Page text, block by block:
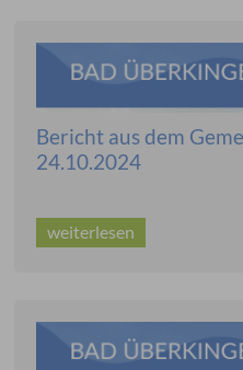
Bericht aus dem
24.10.2024
weiterlesen